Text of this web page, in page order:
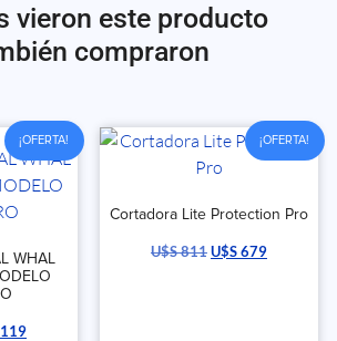
vieron este producto
compraron
¡OFERTA!
WHAL
119
¡OFERTA!
Cortadora Lite Protection Pro
U$S811U$S679